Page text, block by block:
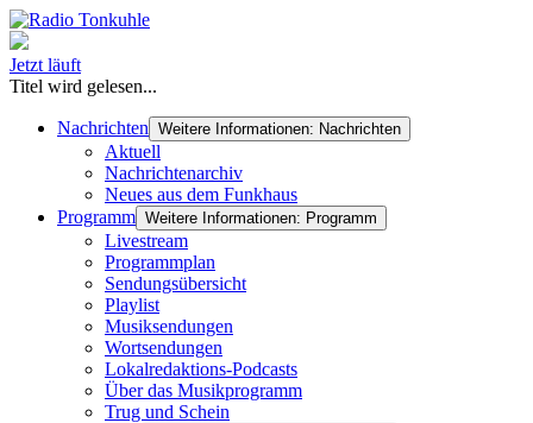
Jetzt läuft
Titel wird gelesen...
Nachrichten Weitere Informationen: Nachrichten
Aktuell
Nachrichtenarchiv
Neues aus dem Funkhaus
Programm Weitere Informationen: Programm
Livestream
Programmplan
Sendungsübersicht
Playlist
Musiksendungen
Wortsendungen
Lokalredaktions-Podcasts
Über das Musikprogramm
Trug und Schein